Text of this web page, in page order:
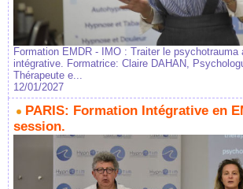
Formation EMDR - IMO : Traiter le psychotrauma
intégrative. Formatrice: Claire DAHAN,
Thérapeute e...
12/01/2027
PARIS: Formation Intégrative en
session.